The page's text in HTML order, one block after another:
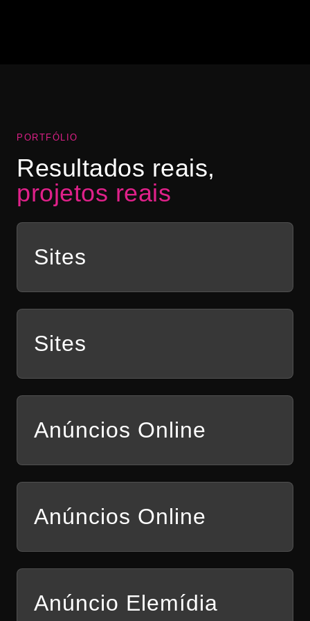
PORTFÓLIO
Resultados reais,
projetos reais
Sites
Sites
Anúncios Online
Anúncios Online
Anúncio Elemídia